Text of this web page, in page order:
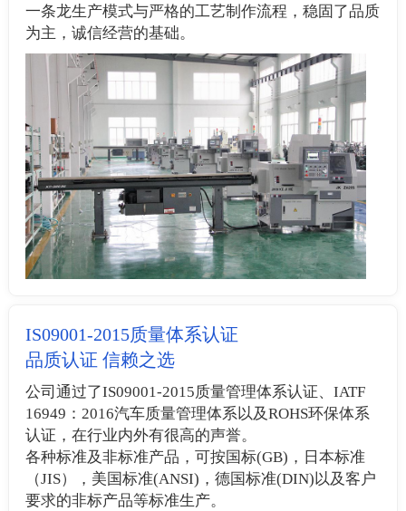
一条龙生产模式与严格的工艺制作流程，稳固了品质
为主，诚信经营的基础。
IS09001-2015质量体系认证
品质认证 信赖之选
公司通过了IS09001-2015质量管理体系认证、IATF
16949：2016汽车质量管理体系以及ROHS环保体系
认证，在行业内外有很高的声誉。
各种标准及非标准产品，可按国标(GB)，日本标准
（JIS），美国标准(ANSI)，德国标准(DIN)以及客户
要求的非标产品等标准生产。